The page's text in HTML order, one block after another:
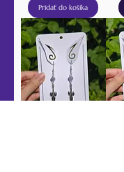
Pridať do košíka